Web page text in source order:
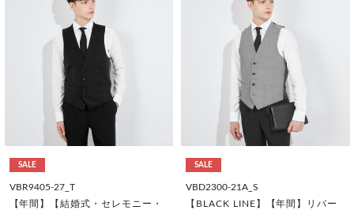
SALE
VBR9405-27_T
【年間】【結婚式・セレモニー・
SALE
VBD2300-21A_S
【BLACK LINE】【年間】リバー